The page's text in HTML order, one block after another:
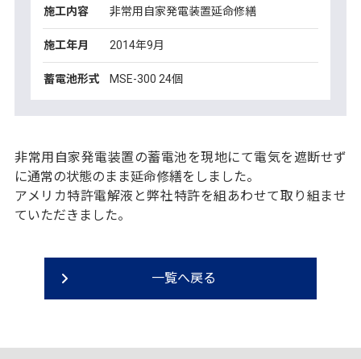
施工内容 非常用自家発電装置延命修繕
施工年月 2014年9月
蓄電池形式 MSE-300 24個
非常用自家発電装置の蓄電池を現地にて電気を遮断せず
に通常の状態のまま延命修繕をしました。
アメリカ特許電解液と弊社特許を組あわせて取り組ませ
ていただきました。
一覧へ戻る